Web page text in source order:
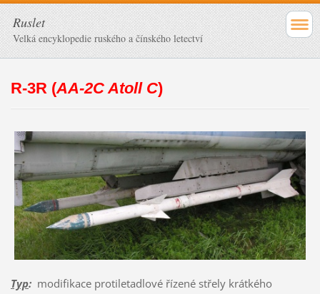
Ruslet
Velká encyklopedie ruského a čínského letectví
R-3R (AA-2C Atoll C)
Typ:modifikace protiletadlové řízené střely krátkého